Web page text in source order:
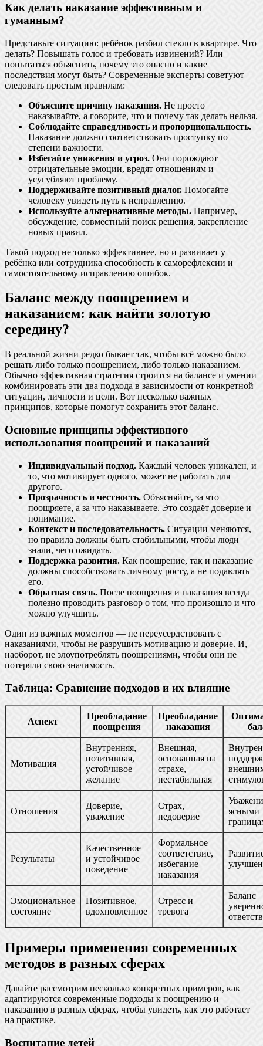
Как делать наказание эффективным и
гуманным?
Представьте ситуацию: ребёнок разбил стекло в квартире. Что
делать? Повышать голос и требовать извинений? Или
попытаться объяснить, почему это опасно и какие
последствия могут быть? Современные эксперты советуют
следовать простым правилам:
Объясните причину наказания. Не просто
наказывайте, а говорите, что и почему так делать нельзя.
Соблюдайте справедливость и пропорциональность.
Наказание должно соответствовать проступку по
степени важности.
Избегайте унижения и угроз. Они порождают
отрицательные эмоции, вредят отношениям и
усугубляют проблему.
Поддерживайте позитивный диалог. Помогайте
человеку увидеть путь к исправлению.
Используйте альтернативные методы. Например,
обсуждение, совместный поиск решения, закрепление
новых правил.
Такой подход не только эффективнее, но и развивает у
ребёнка или сотрудника способность к саморефлексии и
самостоятельному исправлению ошибок.
Баланс между поощрением и
наказанием: как найти золотую
середину?
В реальной жизни редко бывает так, чтобы всё можно было
решать либо только поощрением, либо только наказанием.
Обычно эффективная стратегия строится на балансе и умении
комбинировать эти два подхода в зависимости от конкретной
ситуации, личности и цели. Вот несколько важных
принципов, которые помогут сохранить этот баланс.
Основные принципы эффективного
использования поощрений и наказаний
Индивидуальный подход. Каждый человек уникален, и
то, что мотивирует одного, может не работать для
другого.
Прозрачность и честность. Объясняйте, за что
поощряете, а за что наказываете. Это создаёт доверие и
понимание.
Контекст и последовательность. Ситуации меняются,
но правила должны быть стабильными, чтобы люди
знали, чего ожидать.
Поддержка развития. Как поощрение, так и наказание
должны способствовать личному росту, а не подавлять
его.
Обратная связь. После поощрения и наказания всегда
полезно проводить разговор о том, что произошло и что
можно улучшить.
Один из важных моментов — не переусердствовать с
наказаниями, чтобы не разрушить мотивацию и доверие. И,
наоборот, не злоупотреблять поощрениями, чтобы они не
потеряли свою значимость.
Таблица: Сравнение подходов и их влияние
Аспект
Преобладание
поощрения
Преобладание
наказания
Мотивация
Внутренняя,
позитивная,
устойчивое
желание
Внешняя,
основанная на
страхе,
нестабильная
Отношения
Доверие,
уважение
Страх,
недоверие
ясными
Результаты
Качественное
и устойчивое
поведение
Формальное
соответствие,
избегание
наказания
Эмоциональное
состояние
Позитивное,
вдохновленное
Стресс и
тревога
Баланс
Примеры применения современных
методов в разных сферах
Давайте рассмотрим несколько конкретных примеров, как
адаптируются современные подходы к поощрению и
наказанию в разных сферах, чтобы увидеть, как это работает
на практике.
Воспитание детей